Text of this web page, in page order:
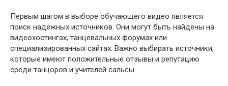
Первым шагом в выборе обучающего видео является
поиск надежных источников. Они могут быть найдены на
видеохостингах, танцевальных форумах или
специализированных сайтах. Важно выбирать источники,
которые имеют положительные отзывы и репутацию
среди танцоров и учителей сальсы.